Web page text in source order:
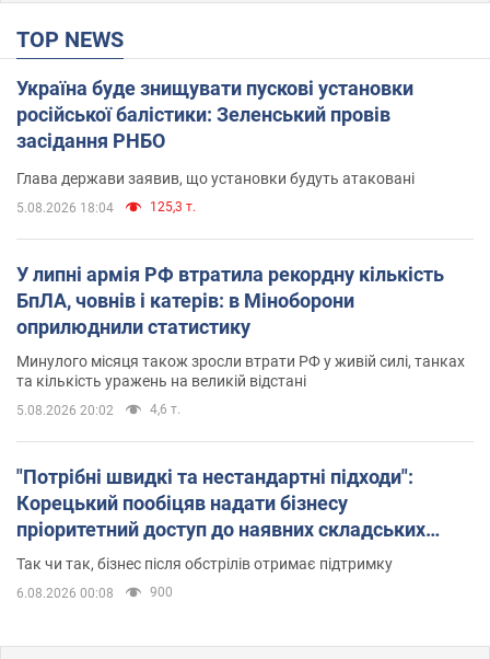
TOP NEWS
Україна буде знищувати пускові установки
російської балістики: Зеленський провів
засідання РНБО
Глава держави заявив, що установки будуть атаковані
5.08.2026 18:04 125,3 т.
У липні армія РФ втратила рекордну кількість
БпЛА, човнів і катерів: в Міноборони
оприлюднили статистику
Минулого місяця також зросли втрати РФ у живій силі, танках
та кількість уражень на великій відстані
5.08.2026 20:02 4,6 т.
"Потрібні швидкі та нестандартні підходи":
Корецький пообіцяв надати бізнесу
пріоритетний доступ до наявних складських
приміщень
Так чи так, бізнес після обстрілів отримає підтримку
6.08.2026 00:08 900